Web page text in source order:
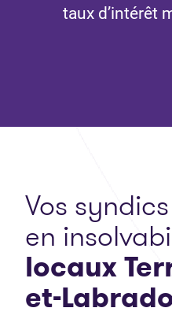
taux d’intérêt
Vos
en
locaux
et-